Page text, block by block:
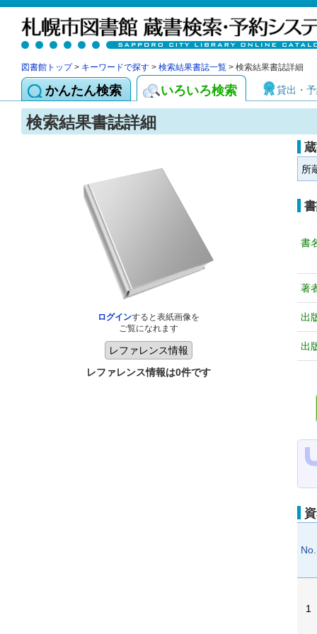
図書館トップ> キーワードで探す > 検索結果書誌一覧 > 検索結果書誌詳細
かんたん検索 いろいろ検索 貸出・
検索結果書誌詳細
ログインすると表紙画像を
ご覧になれます
レファレンス情報は0件です
所
書
著
出
出
No.
1